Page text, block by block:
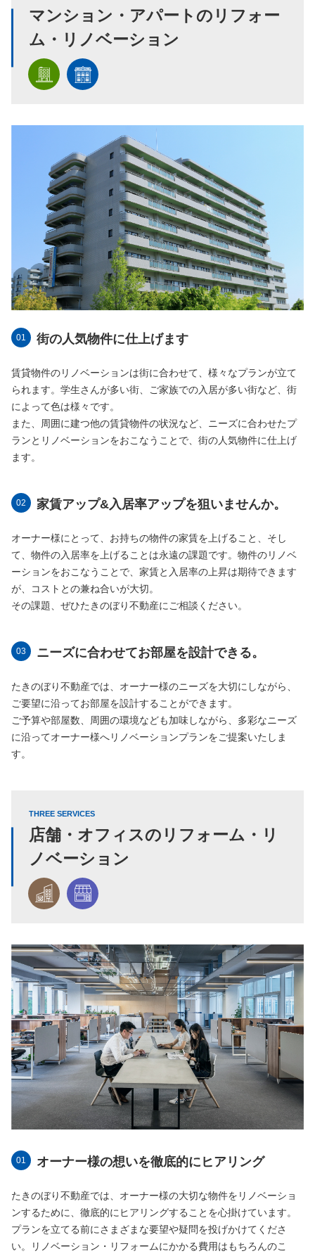
マンション・アパートのリフォー
ム・リノベーション
街の人気物件に仕上げます
賃貸物件のリノベーションは街に合わせて、様々なプランが立て
られます。学生さんが多い街、ご家族での入居が多い街など、街
によって色は様々です。
また、周囲に建つ他の賃貸物件の状況など、ニーズに合わせたプ
ランとリノベーションをおこなうことで、街の人気物件に仕上げ
ます。
家賃アップ&入居率アップを狙いませんか。
オーナー様にとって、お持ちの物件の家賃を上げること、そし
て、物件の入居率を上げることは永遠の課題です。物件のリノベ
ーションをおこなうことで、家賃と入居率の上昇は期待できます
が、コストとの兼ね合いが大切。
その課題、ぜひたきのぼり不動産にご相談ください。
ニーズに合わせてお部屋を設計できる。
たきのぼり不動産では、オーナー様のニーズを大切にしながら、
ご要望に沿ってお部屋を設計することができます。
ご予算や部屋数、周囲の環境なども加味しながら、多彩なニーズ
に沿ってオーナー様へリノベーションプランをご提案いたしま
す。
THREE SERVICES
店舗・オフィスのリフォーム・リ
ノベーション
オーナー様の想いを徹底的にヒアリング
たきのぼり不動産では、オーナー様の大切な物件をリノベーショ
ンするために、徹底的にヒアリングすることを心掛けています。
プランを立てる前にさまざまな要望や疑問を投げかけてくださ
い。リノベーション・リフォームにかかる費用はもちろんのこ